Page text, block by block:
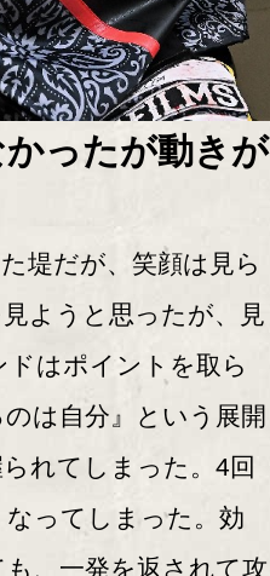
かったが動きが
堤だが、笑顔は見ら
ようと思ったが、見
はポイントを取ら
は自分』という展開
れてしまった。4回
ってしまった。効
、一発を返されて攻